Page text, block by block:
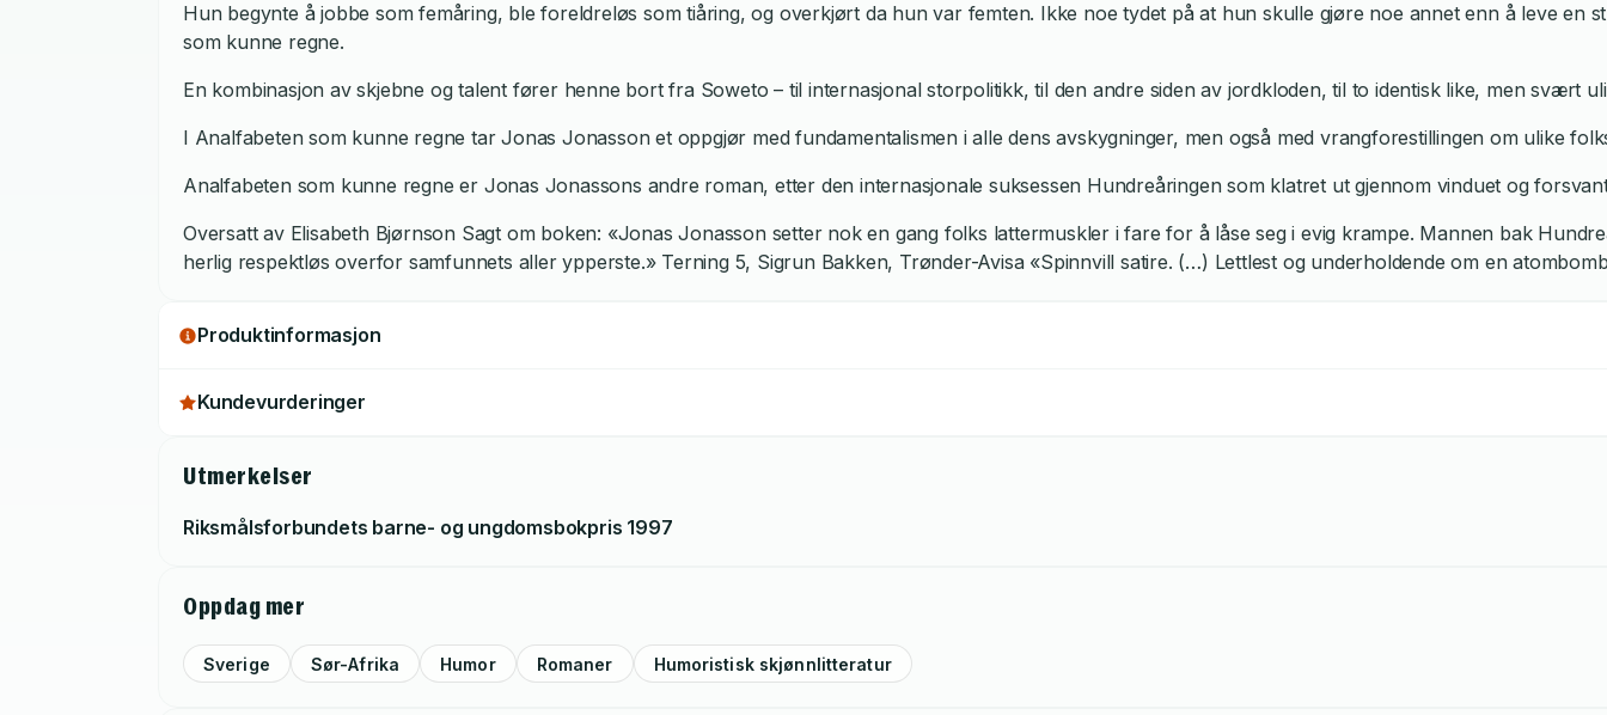
Hun begynte å jobbe som femåring, ble foreldreløs som tiåring, og overkjørt da hun var femten. Ikke noe tydet på at hun skulle gjøre noe annet enn å leve
som kunne regne.
En kombinasjon av skjebne og talent fører henne bort fra Soweto – til internasjonal storpolitikk, til den andre siden av jordkloden, til to identisk like, men
I Analfabeten som kunne regne tar Jonas Jonasson et oppgjør med fundamentalismen i alle dens avskygninger, men også med vrangforestillingen om ulike
Analfabeten som kunne regne er Jonas Jonassons andre roman, etter den internasjonale suksessen Hundreåringen som klatret ut gjennom vinduet og
Oversatt av Elisabeth Bjørnson Sagt om boken: «Jonas Jonasson setter nok en gang folks lattermuskler i fare for å låse seg i evig krampe. Mannen bak
herlig respektløs overfor samfunnets aller ypperste.» Terning 5, Sigrun Bakken, Trønder-Avisa «Spinnvill satire. (…) Lettlest og underholdende om en
Produktinformasjon
Kundevurderinger
Utmerkelser
Riksmålsforbundets barne- og ungdomsbokpris 1997
Oppdag mer
Sverige Sør-Afrika Humor Romaner Humoristisk skjønnlitteratur